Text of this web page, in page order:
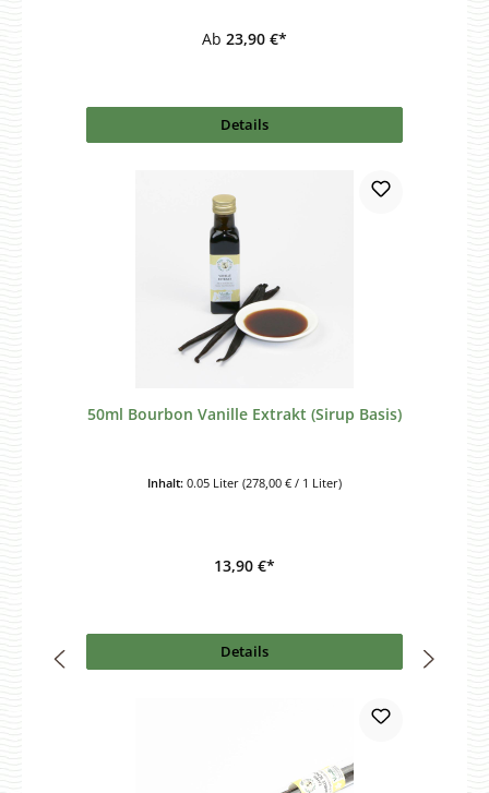
Ab 23,90 €*
Details
50ml Bourbon Vanille Extrakt (Sirup Basis)
Inhalt: 0.05 Liter (278,00 € / 1 Liter)
13,90 €*
Details